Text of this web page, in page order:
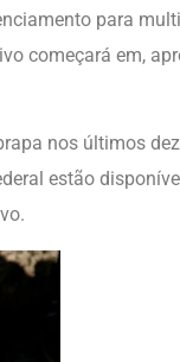
para
começará em,
nos últimos
estão